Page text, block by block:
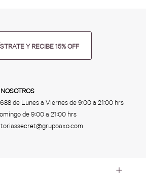
Y RECIBE 15% OFF
de Lunes a Viernes de 9:00 a 21:00 hrs
de 9:00 a 21:00 hrs